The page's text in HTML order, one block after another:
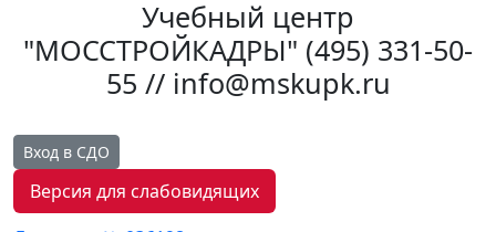
Учебный центр
"МОССТРОЙКАДРЫ" (495) 331-50-
55 // info@mskupk.ru
Вход в СДО
Версия для слабовидящих